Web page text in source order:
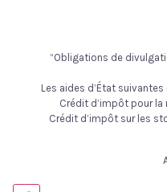
“Obligations de
Les aides d’État
Crédit d’impôt pour la
Crédit d’impôt sur les